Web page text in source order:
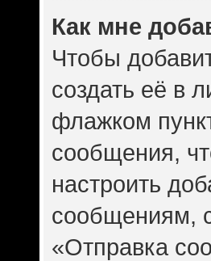
Как мне
Чтобы
создать её в
флажком
сообщения,
настроить
сообщениям,
«Отправка